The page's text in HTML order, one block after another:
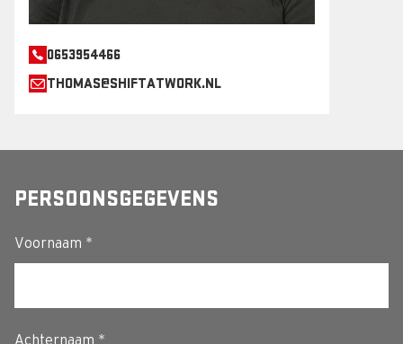
0653954466
THOMAS@SHIFTATWORK.NL
PERSOONSGEGEVENS
Voornaam *
Achternaam *